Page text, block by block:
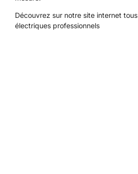
Découvrez sur notre site internet tous
électriques professionnels